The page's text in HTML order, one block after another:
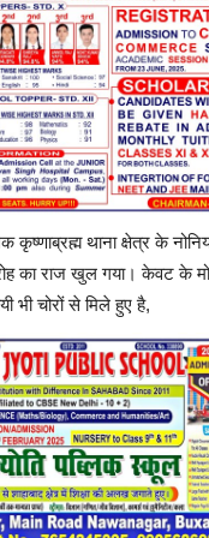
थाना क्षेत्र के
का राज खुल गया। केवट के
भी चोरों से मिले हुए है,
धाम मंदिर की प्राण
97
धाम मंदिर की प्राण प्रतिष्ठा...
में